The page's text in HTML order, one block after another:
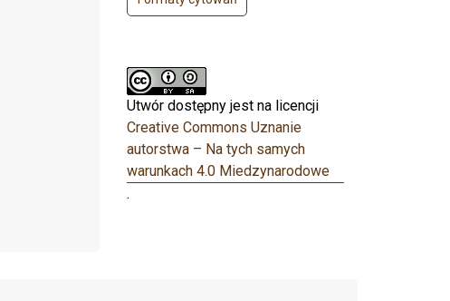
Utwór dostępny jest na licencji
Creative Commons Uznanie
autorstwa – Na tych samych
warunkach 4.0 Miedzynarodowe
.